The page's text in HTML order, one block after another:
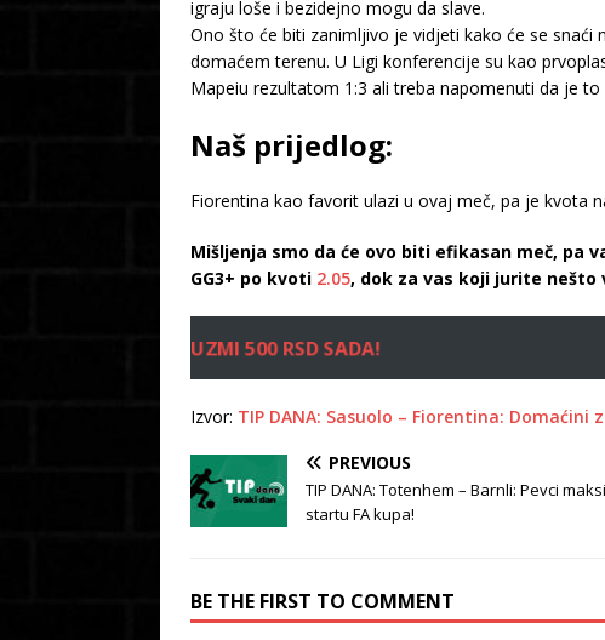
igraju loše i bezidejno mogu da slave.
Ono što će biti zanimljivo je vidjeti kako će se
domaćem terenu. U Ligi konferencije su kao
Mapeiu rezultatom 1:3 ali treba napomenuti da je
Naš prijedlog:
Fiorentina kao favorit ulazi u ovaj meč, pa je kvota
Mišljenja smo da će ovo biti efikasan meč, pa
GG3+ po kvoti 2.05, dok za vas koji jurite nešto
UZMI 500 RSD SADA!
Izvor: TIP DANA: Sasuolo – Fiorentina:
PREVIOUS
TIP DANA: Totenhem – Barnli: Pevci
startu FA kupa!
BE THE FIRST TO COMMENT